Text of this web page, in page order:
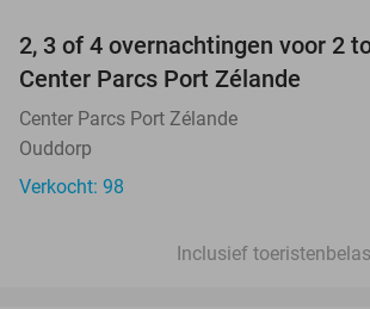
2, 3 of 4 overnachtingen voor 2
Center Parcs Port Zélande
Center Parcs Port Zélande
Ouddorp
Verkocht: 98
Inclusief